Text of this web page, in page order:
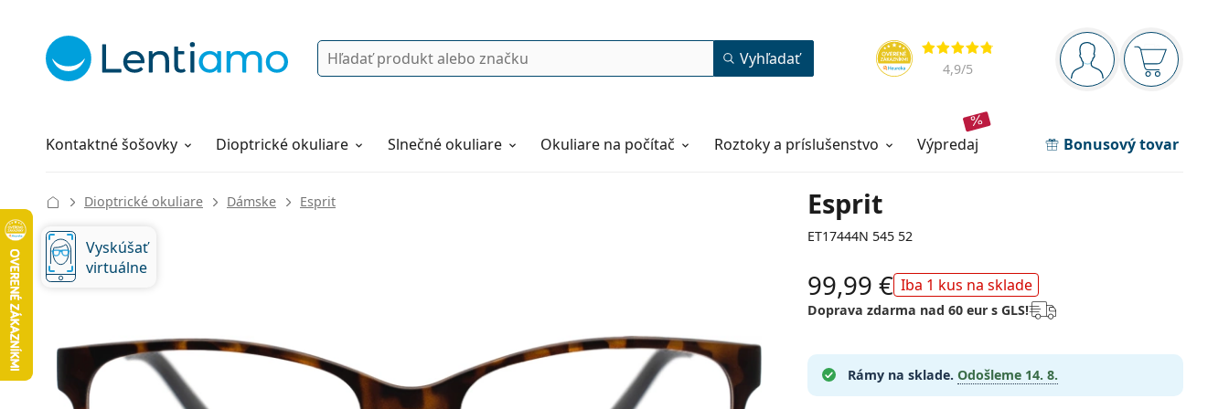
Navigačný panel
ste prihláseníNákupný
Hodnotenia
4,9/5
Vyhľadávanie Vyhľadať
Kontaktné šošovky
Roztoky Dioptrické okuliare Slnečné okuliare Okuliare na počítač Roztoky a príslušenstvo výpredaj Bonusový tovar
Všetko o nákupe
Esprit
ET17444N 545 52
Dioptrické okuliare Dámske Esprit
128 mm 52
Vyskúšať
virtuálne
99,99 € Iba 1 kus na sklade
Doprava zdarma nad 60 eur s GLS!
Rámy na sklade. Odošleme 14. 8.